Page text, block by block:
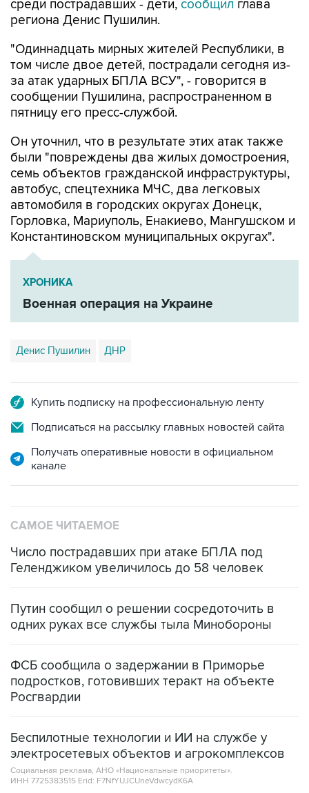
"Одиннадцать мирных жителей Республики, в
за атак ударных БПЛА ВСУ", - говорится в
сообщении Пушилина, распространенном в
пятницу его пресс-службой.
Он уточнил, что в результате этих атак также
семь объектов гражданской инфраструктуры,
автобус, спецтехника МЧС, два легковых
автомобиля в городских округах Донецк,
Горловка, Мариуполь, Енакиево, Мангушском и
Константиновском муниципальных округах".
ХРОНИКА
Военная операция на Украине
Денис Пушилин ДНР
Подписаться на рассылку главных новостей сайта
Получать оперативные новости в официальном
Число пострадавших при атаке БПЛА под
Путин сообщил о решении сосредоточить в
ФСБ сообщила о задержании в Приморье
Росгвардии
Беспилотные технологии и ИИ на службе у
Социальная реклама, АНО «Национальные приоритеты».
ИНН 7725383515 Erid: F7NfYUJCUneVdwcydK6A